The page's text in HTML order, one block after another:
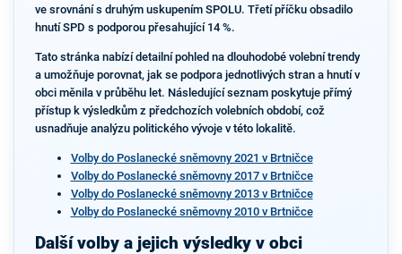
ve srovnání s druhým uskupením SPOLU. Třetí příčku obsadilo
hnutí SPD s podporou přesahující 14 %.
Tato stránka nabízí detailní pohled na dlouhodobé volební trendy
a umožňuje porovnat, jak se podpora jednotlivých stran a hnutí v
obci měnila v průběhu let. Následující seznam poskytuje přímý
přístup k výsledkům z předchozích volebních období, což
usnadňuje analýzu politického vývoje v této lokalitě.
Volby do Poslanecké sněmovny 2021 v Brtničce
Volby do Poslanecké sněmovny 2017 v Brtničce
Volby do Poslanecké sněmovny 2013 v Brtničce
Volby do Poslanecké sněmovny 2010 v Brtničce
Další volby a jejich výsledky v obci